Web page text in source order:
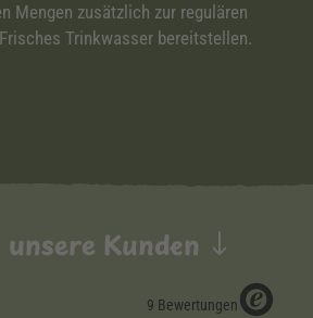
Mengen zusätzlich zur regulären
Trinkwasser bereitstellen.
Kunden